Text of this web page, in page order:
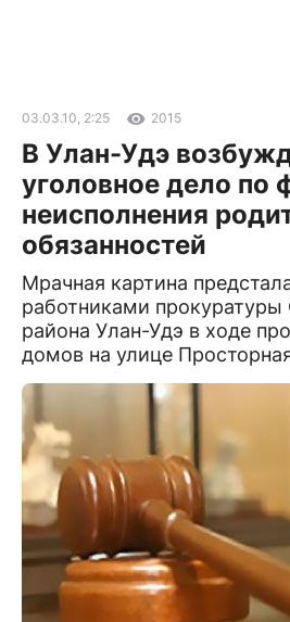
03.03.10, 2:25 2015
В Улан-Удэ
уголовное дело по
неисполнения
обязанностей
Мрачная картина
работниками прокуратуры
района Улан-Удэ в ходе
домов на улице